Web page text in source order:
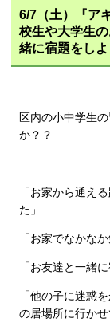
6/7（土）『ア
校生や大学生
緒に宿題をし
区内の小中学生
か？？
「お家から通え
た」
「お家でなかな
「お友達と一緒
「他の子に迷惑
の居場所に行かせ